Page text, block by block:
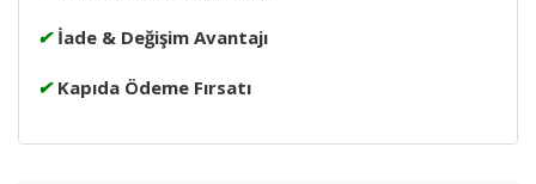
✔ İade & Değişim Avantajı
✔ Kapıda Ödeme Fırsatı